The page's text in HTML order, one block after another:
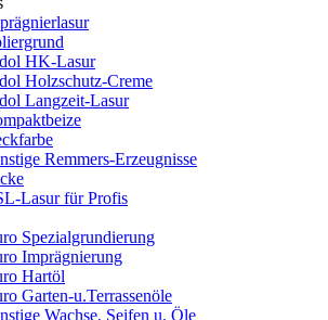
HK-Lasur
Holzschutz-Creme
Langzeit-Lasur
Remmers-Erzeugnisse
Lasur für Profis
Spezialgrundierung
Imprägnierung
Hartöl
Garten-u.Terrassenöle
Wachse, Seifen u. Öle